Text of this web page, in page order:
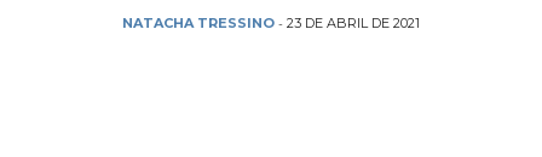
NATACHA TRESSINO - 23 DE ABRIL DE 2021